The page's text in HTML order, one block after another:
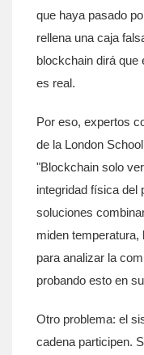
que haya pasado
rellena una caja
blockchain dirá que
es real.
Por eso, expertos
de la London
"Blockchain solo
integridad física del
soluciones
miden
para analizar la
probando esto en
Otro problema: el
cadena participen.